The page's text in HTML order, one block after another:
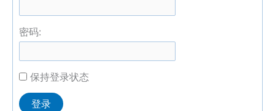
密码:
保持登录状态
Alternative:
登录